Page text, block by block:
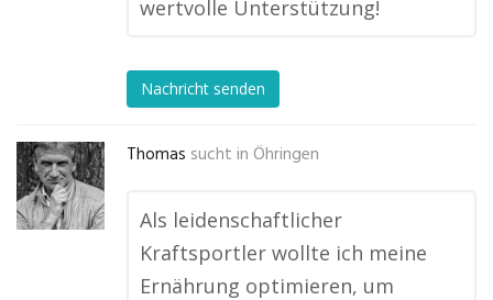
wertvolle Unterstützung!
Nachricht senden
Thomas sucht in Öhringen
Als leidenschaftlicher
Kraftsportler wollte ich meine
Ernährung optimieren, um